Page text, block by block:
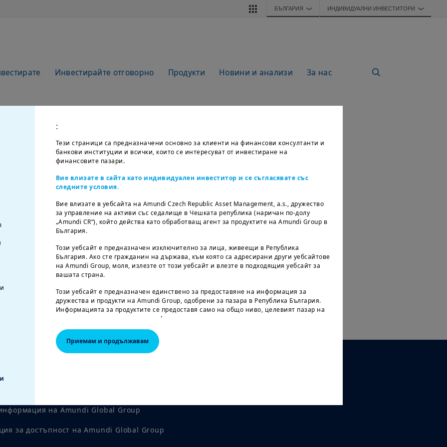
БЪЛГАРИЯ ❯ ИНДИВИДУАЛНИ ИНВЕСТИТОРИ ❯
Инвестирайте отговорно Продукти Новини и анализи За нас
:
Тези страници са предназначени основно за клиенти на финансови консултанти и
банкови институции и всички, които се интересуват от инвестиране на
финансовите пазари.
Вие влизате в сайта като индивидуален инвеститор и се съгласявате със
следните условия.
Вие влизате в уебсайта на Amundi Czech Republic Asset Management, a.s., дружество
за управление на активи със седалище в Чешката република (наричан по-долу
„Amundi CR“), който действа като обработващ агент за продуктите на Amundi Group в
България.
Този уебсайт е предназначен изключително за лица, живеещи в Република
България. Ако сте гражданин на държава, към която са адресирани други уебсайтове
на Amundi Group, моля, излезте от този уебсайт и влезте в подходящия уебсайт за
вашата страна.
Този уебсайт е предназначен единствено за предоставяне на информация за
дружества и продукти на Amundi Group, одобрени за пазара в Република България.
Информацията за продуктите се предоставя само на общо ниво, целевият пазар на
инвеститора не е взет предвид. Ако се интересувате от определени продукти, моля
свържете се с оторизиран дистрибутор.
Предоставената тук информация може да не е пълна, може да се промени с времето
и Amundi CR може да я актуализира по всяко време без предизвестие.
определено в „Разпоредба S“ на Комисията по ценните книжа и борсите съгласно
Закона за ценните книжа от 1933 г., който се прилага по-специално за всички
партньорство или корпорация, учредена или учредена съгласно законите на
Приемам и продължавам
на Amundi Global Group
за достъпност на Amundi Global Group